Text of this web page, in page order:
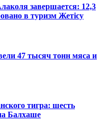
завершается: 12,3
в туризм Жетісу
47 тысяч тонн мяса и
тигра: шесть
Балхаше